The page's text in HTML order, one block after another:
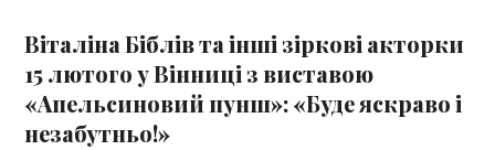
Віталіна Біблів та інші зіркові акторки
15 лютого у Вінниці з виставою
«Апельсиновий пунш»: «Буде яскраво і
незабутньо!»